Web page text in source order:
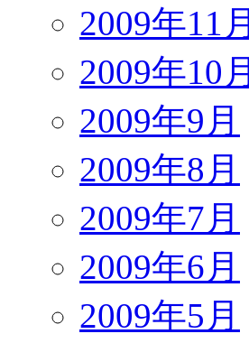
2009年11月
2009年10月
2009年9月
2009年8月
2009年7月
2009年6月
2009年5月